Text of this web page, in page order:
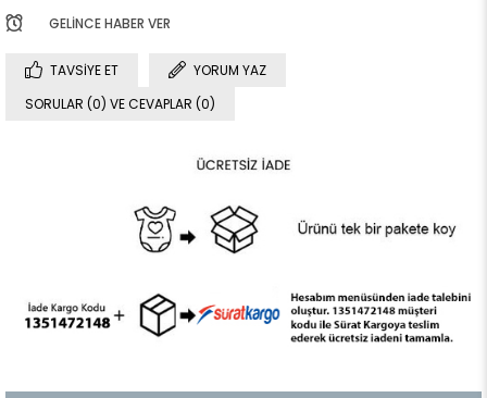
GELINCE HABER VER
TAVSIYE ET
YORUM YAZ
SORULAR (0) VE CEVAPLAR (0)